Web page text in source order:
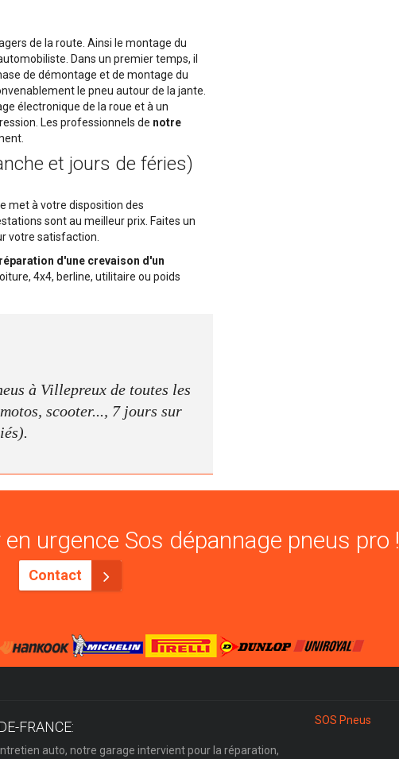
de la route. Ainsi le montage du
Dans un premier temps, il
de démontage et de montage du
le pneu autour de la jante.
électronique de la roue et à un
Les professionnels de notre
et jours de féries)
met à votre disposition des
sont au meilleur prix. Faites un
votre satisfaction.
réparation d'une crevaison d'un
4x4, berline, utilitaire ou poids
à Villepreux de toutes les
scooter..., 7 jours sur
urgence Sos dépannage pneus pro !
Contact
FRANCE:
auto, notre garage intervient pour la réparation,
SOS Pneus